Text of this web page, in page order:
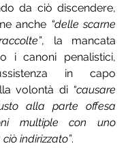
da ciò discendere,
anche “delle scarne
, la mancata
i canoni penalistici,
in capo
volontà di “causare
alla parte offesa
multiple con uno
indirizzato”.